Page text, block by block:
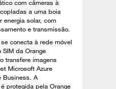
com câmeras à
a uma boia
energia solar, com
e transmissão.
conecta à rede móvel
SIM da Orange
transfere imagens
Microsoft Azure
Business. A
protegida pela Orange